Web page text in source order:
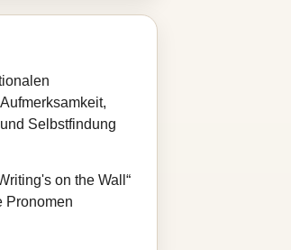
Selbstfindung
on the Wall“
Pronomen